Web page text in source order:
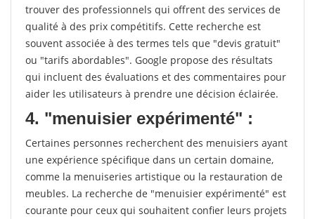
trouver des professionnels qui offrent des services de
qualité à des prix compétitifs. Cette recherche est
souvent associée à des termes tels que "devis gratuit"
ou "tarifs abordables". Google propose des résultats
qui incluent des évaluations et des commentaires pour
aider les utilisateurs à prendre une décision éclairée.
4. "menuisier expérimenté" :
Certaines personnes recherchent des menuisiers ayant
une expérience spécifique dans un certain domaine,
comme la menuiseries artistique ou la restauration de
meubles. La recherche de "menuisier expérimenté" est
courante pour ceux qui souhaitent confier leurs projets